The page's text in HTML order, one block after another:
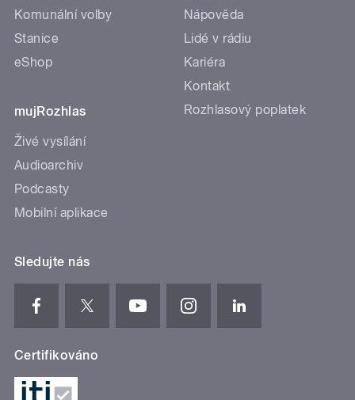
Komunální volby
Stanice
eShop
mujRozhlas
Živé vysílání
Audioarchiv
Podcasty
Mobilní aplikace
Nápověda
Lidé v rádiu
Kariéra
Kontakt
Rozhlasový poplatek
Sledujte nás
Certifikováno